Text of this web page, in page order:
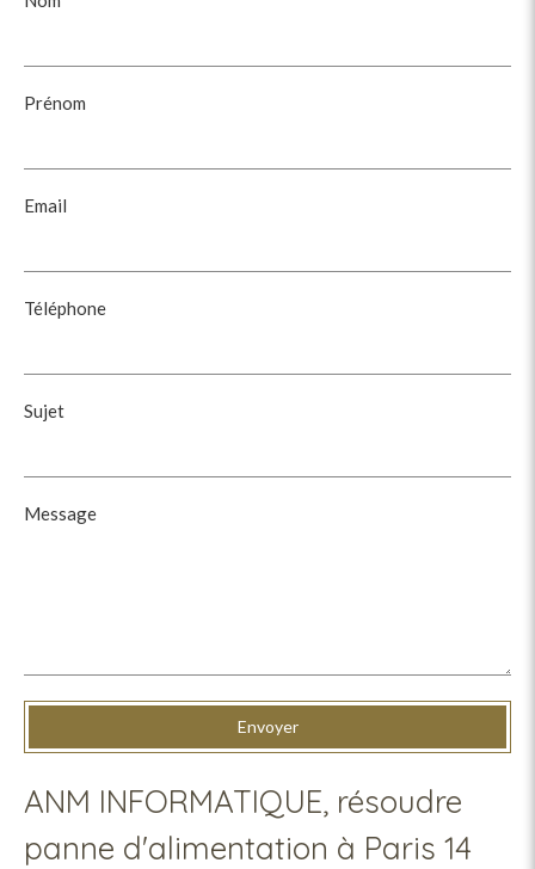
Prénom
Email
Téléphone
Sujet
Message
Envoyer
ANM INFORMATIQUE, résoudre
panne d'alimentation à Paris 14